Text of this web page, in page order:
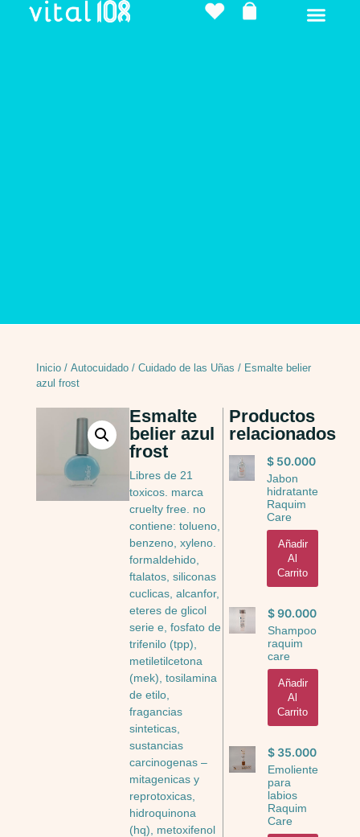
Inicio/ Autocuidado/ Cuidado de las Uñas / Esmalte belier
azul frost
Esmalte
belier azul
frost
Libres de 21
toxicos. marca
cruelty free. no
contiene: tolueno,
benzeno, xyleno.
formaldehido,
ftalatos, siliconas
cuclicas, alcanfor,
eteres de glicol
serie e, fosfato de
trifenilo (tpp),
metiletilcetona
(mek), tosilamina
de etilo,
fragancias
sinteticas,
sustancias
carcinogenas –
mitagenicas y
reprotoxicas,
hidroquinona
(hq), metoxifenol
Productos
relacionados
$ 50.000
Jabon
hidratante
Raquim
Care
Añadir
Al
Carrito
$90.000
Shampoo
raquim
care
Añadir
Al
Carrito
$35.000
Emoliente
para
labios
Raquim
Care